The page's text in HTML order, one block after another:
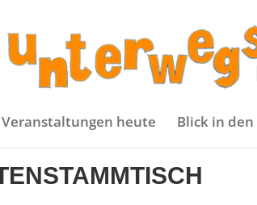
Veranstaltungen heute Blick in